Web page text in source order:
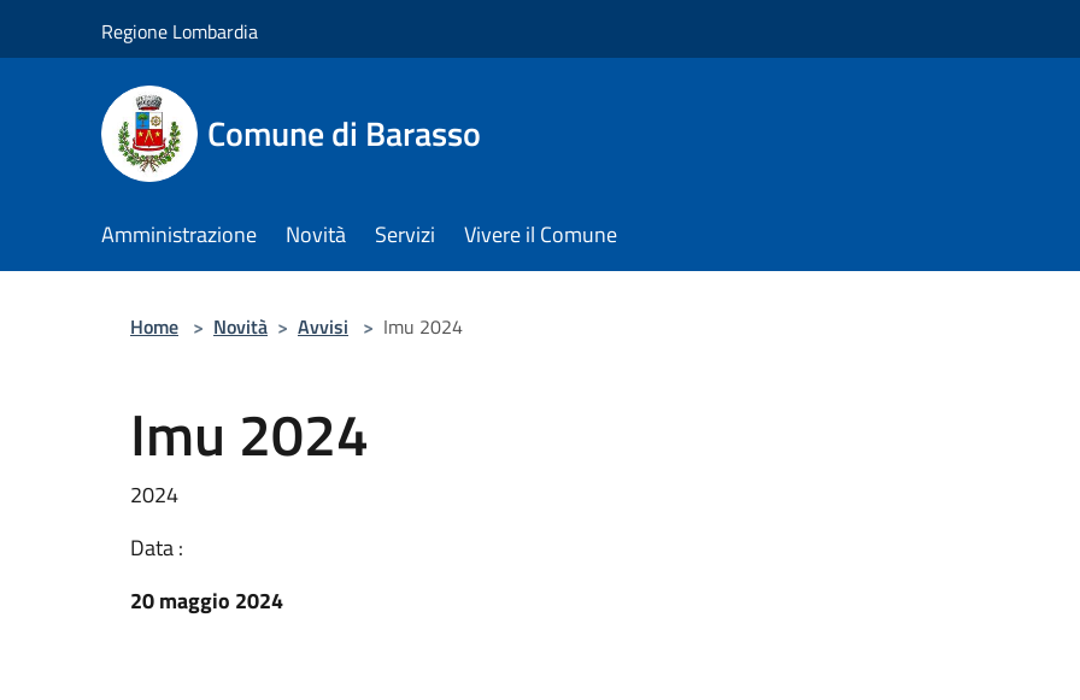
Regione Lombardia
Comune di Barasso
Amministrazione Novità Servizi Vivere il Comune
Home > Novità > Avvisi > Imu 2024
Imu 2024
2024
Data :
20 maggio 2024